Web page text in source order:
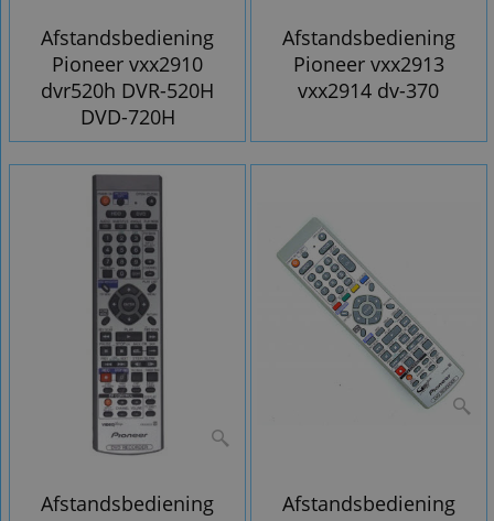
Afstandsbediening
Pioneer vxx2910
dvr520h DVR-520H
DVD-720H
Afstandsbediening
Pioneer vxx2913
vxx2914 dv-370
Afstandsbediening
Afstandsbediening